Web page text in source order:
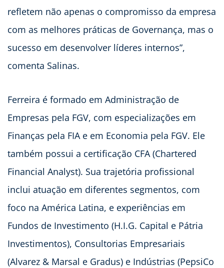
refletem não apenas o compromisso da empresa
com as melhores práticas de Governança, mas o
sucesso em desenvolver líderes internos”,
comenta Salinas.
Ferreira é formado em Administração de
Empresas pela FGV, com especializações em
Finanças pela FIA e em Economia pela FGV. Ele
também possui a certificação CFA (Chartered
Financial Analyst). Sua trajetória profissional
inclui atuação em diferentes segmentos, com
foco na América Latina, e experiências em
Fundos de Investimento (H.I.G. Capital e Pátria
Investimentos), Consultorias Empresariais
(Alvarez & Marsal e Gradus) e Indústrias (PepsiCo